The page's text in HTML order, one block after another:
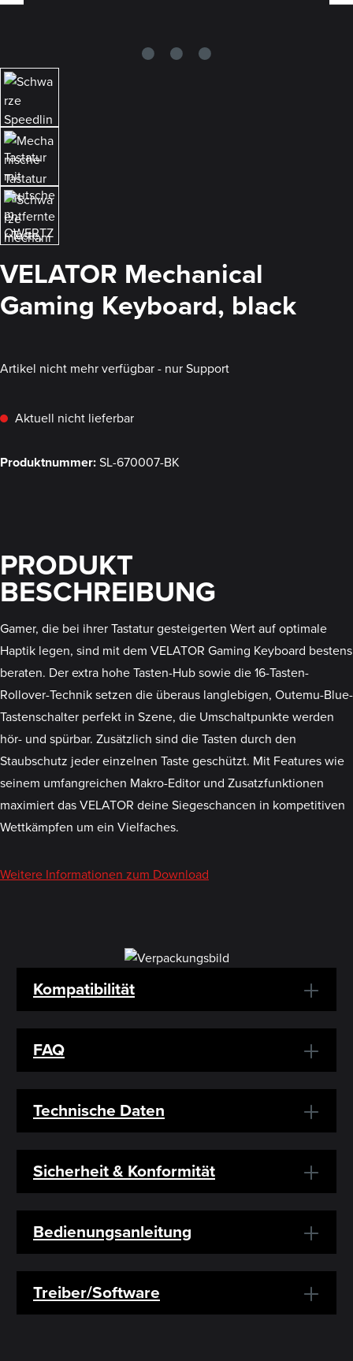
VELATOR Mechanical
Gaming Keyboard, black
Artikel nicht mehr verfügbar - nur Support
Aktuell nicht lieferbar
Produktnummer:SL-670007-BK
PRODUKT
BESCHREIBUNG
Gamer, die bei ihrer Tastatur gesteigerten Wert auf optimale
Haptik legen, sind mit dem VELATOR Gaming Keyboard bestens
beraten. Der extra hohe Tasten-Hub sowie die 16-Tasten-
Rollover-Technik setzen die überaus langlebigen, Outemu-Blue-
Tastenschalter perfekt in Szene, die Umschaltpunkte werden
hör- und spürbar. Zusätzlich sind die Tasten durch den
Staubschutz jeder einzelnen Taste geschützt. Mit Features wie
seinem umfangreichen Makro-Editor und Zusatzfunktionen
maximiert das VELATOR deine Siegeschancen in kompetitiven
Wettkämpfen um ein Vielfaches.
Weitere Informationen zum Download
Kompatibilität
FAQ
Technische Daten
Sicherheit & Konformität
Bedienungsanleitung
Treiber/Software